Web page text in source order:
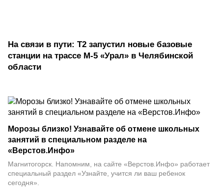
На связи в пути: Т2 запустил новые базовые
станции на трассе М-5 «Урал» в Челябинской
области
Морозы близко! Узнавайте об отмене школьных
занятий в специальном разделе на
«Верстов.Инфо»
Магнитогорск. Напомним, на сайте «Верстов.Инфо» работает
специальный раздел «Узнайте, учится ли ваш ребенок
сегодня».